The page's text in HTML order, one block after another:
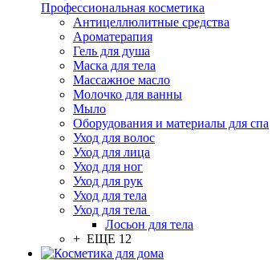
Профессиональная косметика
Антицеллюлитные средства
Ароматерапия
Гель для душа
Маска для тела
Массажное масло
Молочко для ванны
Мыло
Оборудования и материалы для спа
Уход для волос
Уход для лица
Уход для ног
Уход для рук
Уход для тела
Уход для тела
Лосьон для тела
+ ЕЩЕ 12